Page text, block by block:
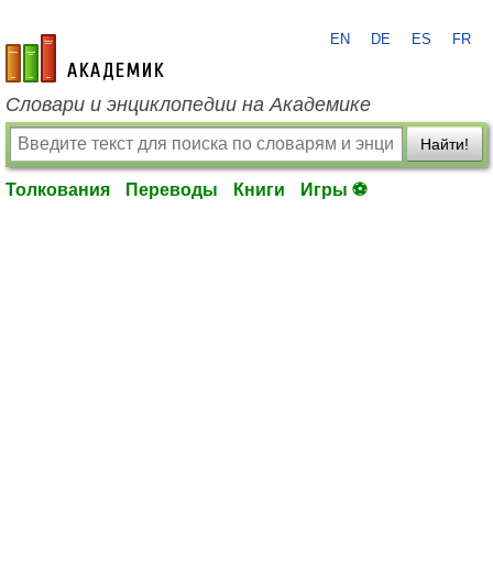
academic.ru
EN DE ES FR
Словари и энциклопедии на Академике
Найти!
Толкования Переводы Книги Игры ⚽